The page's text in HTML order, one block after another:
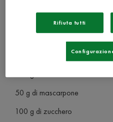
50 g di mascarpone
100 g di zucchero
Rifiuta tutti